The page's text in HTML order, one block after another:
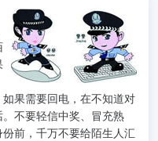
果需要回电，在不知道对
不要轻信中奖、冒充熟
前，千万不要给陌生人汇